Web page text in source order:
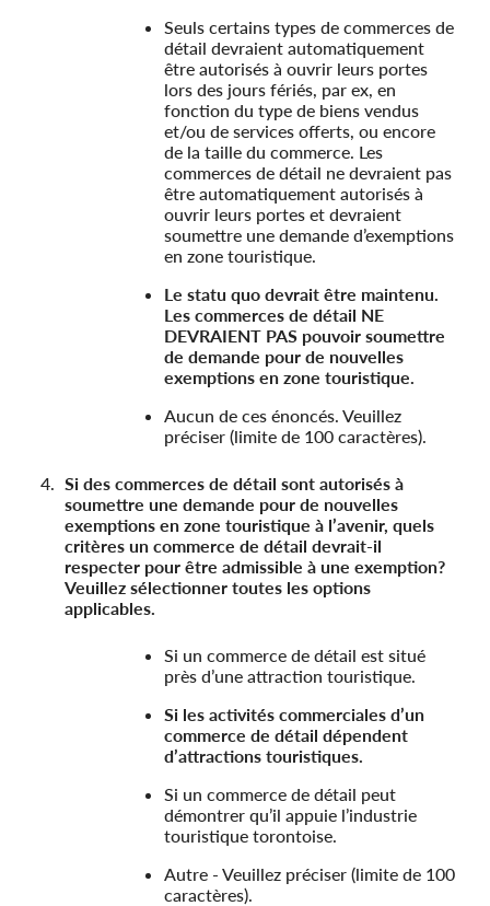
Seuls certains types de commerces de
détail devraient automatiquement
être autorisés à ouvrir leurs portes
lors des jours fériés, par ex, en
fonction du type de biens vendus
et/ou de services offerts, ou encore
de la taille du commerce. Les
commerces de détail ne devraient pas
être automatiquement autorisés à
ouvrir leurs portes et devraient
soumettre une demande d’exemptions
en zone touristique.
Le statu quo devrait être maintenu.
Les commerces de détail NE
DEVRAIENT PAS pouvoir soumettre
de demande pour de nouvelles
exemptions en zone touristique.
Aucun de ces énoncés. Veuillez
préciser (limite de 100 caractères).
Si des commerces de détail sont autorisés à
soumettre une demande pour de nouvelles
exemptions en zone touristique à l’avenir, quels
critères un commerce de détail devrait-il
respecter pour être admissible à une exemption?
Veuillez sélectionner toutes les options
applicables.
Si un commerce de détail est situé
près d’une attraction touristique.
Si les activités commerciales d’un
commerce de détail dépendent
d’attractions touristiques.
Si un commerce de détail peut
démontrer qu’il appuie l’industrie
touristique torontoise.
Autre - Veuillez préciser (limite de 100
caractères).